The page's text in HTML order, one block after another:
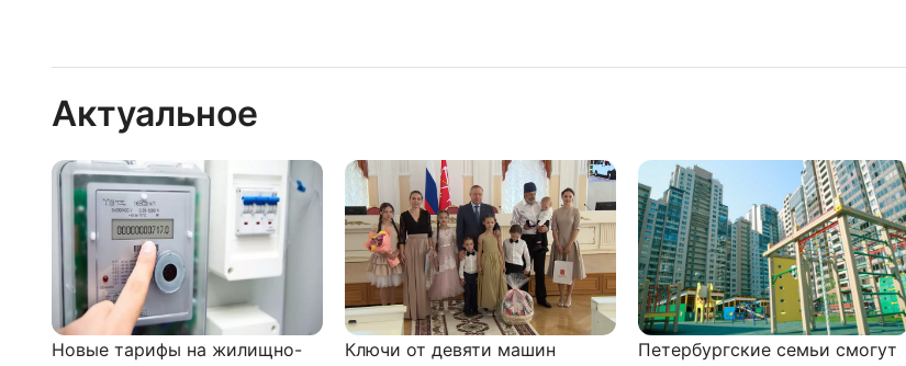
Актуальное
Новые тарифы на жилищно-
Ключи от девяти машин
Петербургские семьи смогут